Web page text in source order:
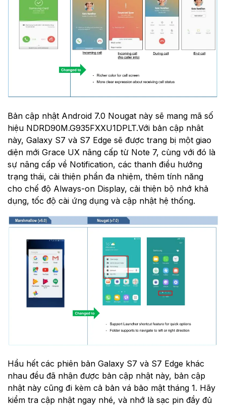
Bản cập nhật Android 7.0 Nougat này sẽ mang mã số
hiệu NDRD90M.G935FXXU1DPLT.Với bản cập nhât
này, Galaxy S7 và S7 Edge sẽ được trang bị một giao
diện mới Grace UX nâng cấp từ Note 7, cùng với đó là
sự nâng cấp về Notification, các thanh điều hướng
trạng thái, cải thiện phần đa nhiệm, thêm tính năng
cho chế độ Always-on Display, cải thiện bộ nhớ khả
dụng, tốc độ cài ứng dụng và cập nhật hệ thống.
Hầu hết các phiên bản Galaxy S7 và S7 Edge khác
nhau đều đã nhận được bản cập nhật này, bản cập
nhật này cũng đi kèm cả bản vá bảo mật tháng 1. Hãy
kiểm tra cập nhật ngay nhé, và nhớ là sạc pin đầy đủ